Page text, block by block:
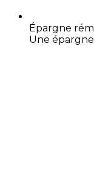
Épargne
Une